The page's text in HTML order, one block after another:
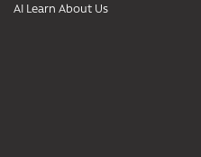
AI Learn About Us